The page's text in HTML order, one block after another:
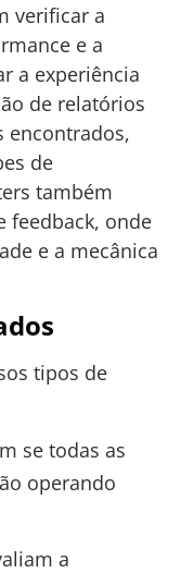
verificar a
e a
a experiência
de relatórios
encontrados,
de
também
feedback, onde
e a mecânica
tipos de
se todas as
operando
a